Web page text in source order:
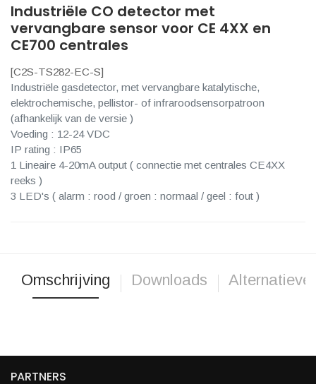
Industriële CO detector met
vervangbare sensor voor CE 4XX en
CE700 centrales
[C2S-TS282-EC-S]
Industriële gasdetector, met vervangbare katalytische,
elektrochemische, pellistor- of infraroodsensorpatroon
(afhankelijk van de versie )
Voeding : 12-24 VDC
IP rating : IP65
1 Lineaire 4-20mA output ( connectie met centrales CE4XX
reeks )
3 LED's ( alarm : rood / groen : normaal / geel : fout )
Omschrijving Downloads Alternatieve
PARTNERS